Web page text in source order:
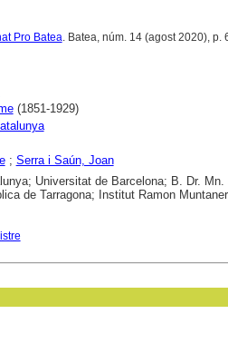
Pro Batea. Batea, núm. 14 (agost 2020), p.
(1851-1929)
; Serra i Saún, Joan
Universitat de Barcelona; B. Dr.
de Tarragona; Institut Ramon Muntaner